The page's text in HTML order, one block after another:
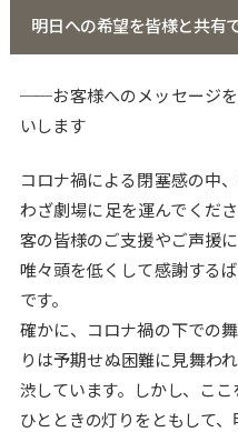
明日への希望を皆様と共有
──お客様へのメッセージ
いします
コロナ禍による閉塞感の中
わざ劇場に足を運んでくだ
客の皆様のご支援やご声援に
唯々頭を低くして感謝する
です。
確かに、コロナ禍の下での
りは予期せぬ困難に見舞わ
渋しています。しかし、こ
ひとときの灯りをともして